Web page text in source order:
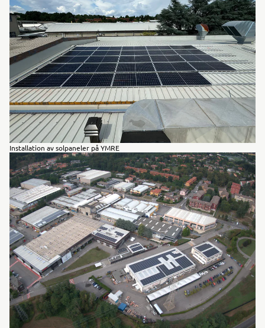
Installation av solpaneler på YMRE